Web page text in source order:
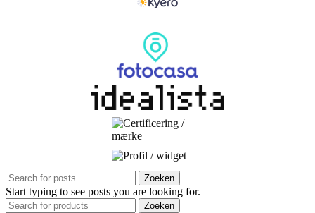
Zoeken
Start typing to see posts you are looking for.
Zoeken